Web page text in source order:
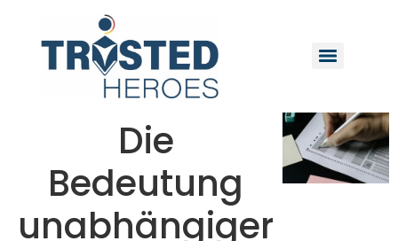
Die
Bedeutung
unabhängiger